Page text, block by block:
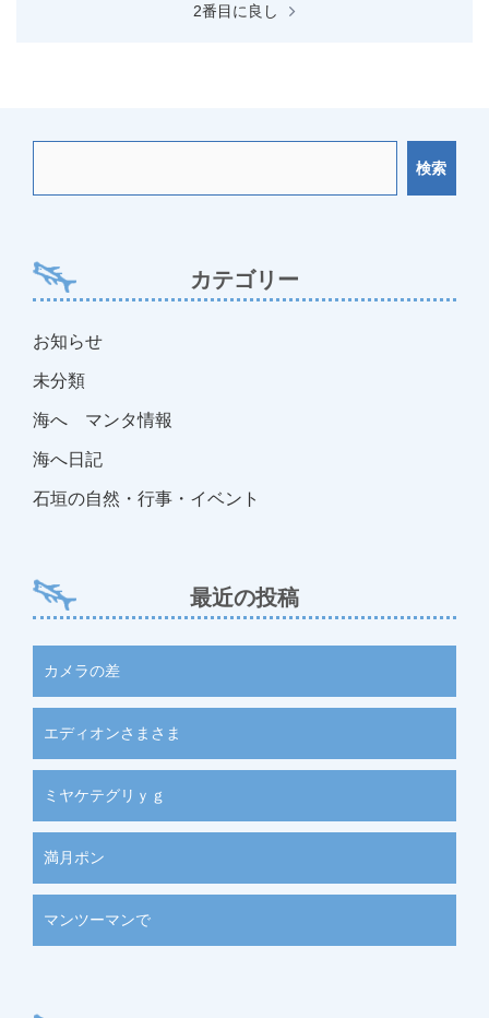
ョ
2番目に良し
検索
カテゴリー
お知らせ
未分類
海へ マンタ情報
海へ日記
石垣の自然・行事・イベント
最近の投稿
カメラの差
エディオンさまさま
ミヤケテグリｙｇ
満月ポン
マンツーマンで